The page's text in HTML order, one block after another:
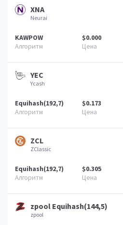
XNA
Neurai
KAWPOW $0.000
YEC
Ycash
Equihash(192,7) $0.173
ZCL
ZClassic
Equihash(192,7) $0.305
zpool Equihash(144,5)
zpool